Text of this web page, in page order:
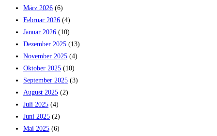
März 2026 (6)
Februar 2026 (4)
Januar 2026 (10)
Dezember 2025 (13)
November 2025 (4)
Oktober 2025 (10)
September 2025 (3)
August 2025 (2)
Juli 2025 (4)
Juni 2025 (2)
Mai 2025 (6)